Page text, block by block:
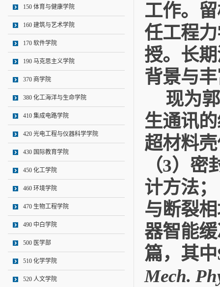
150 体育与健康学院
160 建筑与艺术学院
170 软件学院
190 马克思主义学院
370 商学院
380 化工海洋与生命学院
410 集成电路学院
420 光电工程与仪器科学学院
430 国际教育学院
450 化工学院
460 环境学院
470 生物工程学院
490 中白学院
500 医学部
510 化学学院
520 人文学院
工作。
任工程
授。长
背景与
现为
生通讯
超材料
（3）密
计方法
与断裂
器智能
篇，其中
Mech.